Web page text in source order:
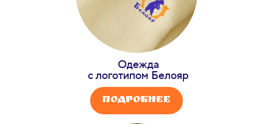
Одежда
с логотипом Белояр
Подробнее